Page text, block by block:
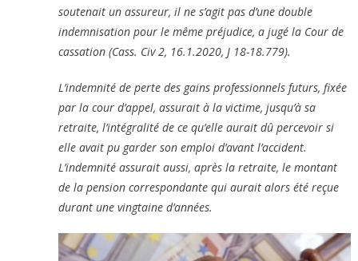
soutenait un assureur, il ne s’agit pas d’une double
indemnisation pour le même préjudice, a jugé la Cour de
cassation (Cass. Civ 2, 16.1.2020, J 18-18.779).
L’indemnité de perte des gains professionnels futurs, fixée
par la cour d’appel, assurait à la victime, jusqu’à sa
retraite, l’intégralité de ce qu’elle aurait dû percevoir si
elle avait pu garder son emploi d’avant l’accident.
L’indemnité assurait aussi, après la retraite, le montant
de la pension correspondante qui aurait alors été reçue
durant une vingtaine d’années.